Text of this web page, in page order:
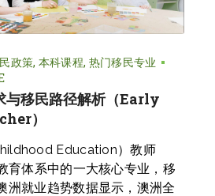
政策 本科课程 热门移民专业
与移民路径解析（Early
）
Education）教师
育体系中的一大核心专业，移
洲就业趋势数据显示，澳洲全